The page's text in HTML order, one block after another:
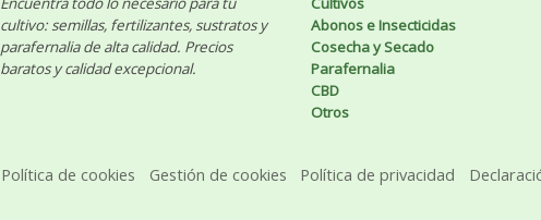
cultivo: semillas, fertilizantes, sustratos y
parafernalia de alta calidad. Precios
baratos y calidad excepcional.
Abonos e Insecticidas
Cosecha y Secado
Parafernalia
CBD
Otros
Política de cookies Gestión de cookies Política de privacidad